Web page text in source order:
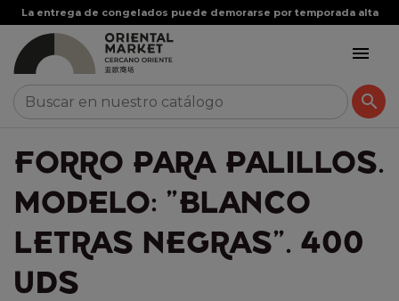
La entrega de congelados puede demorarse por temporada alta


FORRO PARA PALILLOS.
MODELO: "BLANCO
LETRAS NEGRAS". 400
UDS